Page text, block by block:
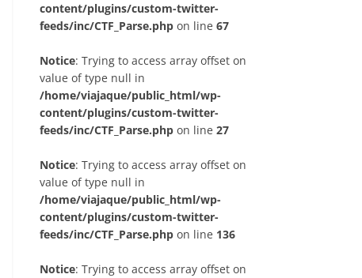
content/plugins/custom-twitter-
feeds/inc/CTF_Parse.php on line 67
Notice: Trying to access array offset on
value of type null in
/home/viajaque/public_html/wp-
content/plugins/custom-twitter-
feeds/inc/CTF_Parse.php on line 27
Notice: Trying to access array offset on
value of type null in
/home/viajaque/public_html/wp-
content/plugins/custom-twitter-
feeds/inc/CTF_Parse.php on line 136
Notice: Trying to access array offset on